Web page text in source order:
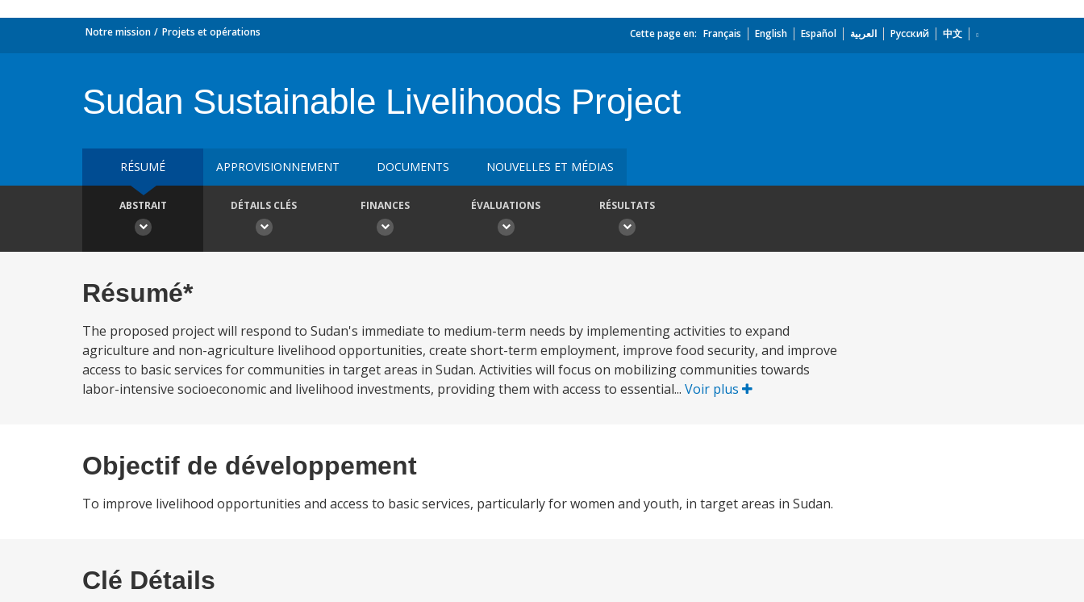
Notre mission Projets et opérations Cette page en: Français English Español العربية Русский 中文
Sudan Sustainable Livelihoods Project
RÉSUMÉ APPROVISIONNEMENT DOCUMENTS NOUVELLES ET MÉDIAS
ABSTRAIT DÉTAILS CLÉS FINANCES ÉVALUATIONS RÉSULTATS
Résumé*
The proposed project will respond to Sudan's immediate to medium-term needs by implementing activities to expand
agriculture and non-agriculture livelihood opportunities, create short-term employment, improve food security, and improve
access to basic services for communities in target areas in Sudan. Activities will focus on mobilizing communities towards
labor-intensive socioeconomic and livelihood investments, providing them with access to essential... Voir plus
Objectif de développement
To improve livelihood opportunities and access to basic services, particularly for women and youth, in target areas in Sudan.
Clé Détails